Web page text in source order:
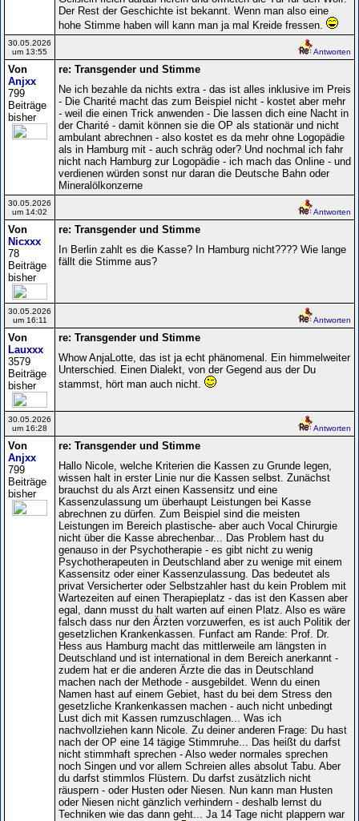
Der Rest der Geschichte ist bekannt. Wenn man also eine
hohe Stimme haben will kann man ja mal Kreide fressen.
30.05.2026
um 13:55
Antworten
Von
Anjxx
799
Beiträge
bisher
re: Transgender und Stimme
Ne ich bezahle da nichts extra - das ist alles inklusive im Preis
- Die Charité macht das zum Beispiel nicht - kostet aber mehr
- weil die einen Trick anwenden - Die lassen dich eine Nacht in
der Charité - damit können sie die OP als stationär und nicht
ambulant abrechnen - also kostet es da mehr ohne Logopädie
als in Hamburg mit - auch schräg oder? Und nochmal ich fahr
nicht nach Hamburg zur Logopädie - ich mach das Online - und
verdienen würden sonst nur daran die Deutsche Bahn oder
Mineralölkonzerne
30.05.2026
um 14:02
Antworten
Von
Nicxxx
78
Beiträge
bisher
re: Transgender und Stimme
In Berlin zahlt es die Kasse? In Hamburg nicht???? Wie lange
fällt die Stimme aus?
30.05.2026
um 16:11
Antworten
Von
Lauxxx
3579
Beiträge
bisher
re: Transgender und Stimme
Whow AnjaLotte, das ist ja echt phänomenal. Ein himmelweiter
Unterschied. Einen Dialekt, von der Gegend aus der Du
stammst, hört man auch nicht.
30.05.2026
um 16:28
Antworten
Von
Anjxx
799
Beiträge
bisher
re: Transgender und Stimme
Hallo Nicole, welche Kriterien die Kassen zu Grunde legen,
wissen halt in erster Linie nur die Kassen selbst. Zunächst
brauchst du als Arzt einen Kassensitz und eine
Kassenzulassung um überhaupt Leistungen bei Kasse
abrechnen zu dürfen. Zum Beispiel sind die meisten
Leistungen im Bereich plastische- aber auch Vocal Chirurgie
nicht über die Kasse abrechenbar... Das Problem hast du
genauso in der Psychotherapie - es gibt nicht zu wenig
Psychotherapeuten in Deutschland aber zu wenige mit einem
Kassensitz oder einer Kassenzulassung. Das bedeutet als
privat Versicherter oder Selbstzahler hast du kein Problem mit
Wartezeiten auf einen Therapieplatz - das ist den Kassen aber
egal, dann musst du halt warten auf einen Platz. Also es wäre
falsch dass nur den Ärzten vorzuwerfen, es ist auch Politik der
gesetzlichen Krankenkassen. Funfact am Rande: Prof. Dr.
Hess aus Hamburg macht das mittlerweile am längsten in
Deutschland und ist international in dem Bereich anerkannt -
zudem hat er die anderen Ärzte die das in Deutschland
machen nach der Methode - ausgebildet. Wenn du einen
Namen hast auf einem Gebiet, hast du bei dem Stress den
gesetzliche Krankenkassen machen - auch nicht unbedingt
Lust dich mit Kassen rumzuschlagen... Was ich
nachvollziehen kann Nicole. Zu deiner anderen Frage: Du hast
nach der OP eine 14 tägige Stimmruhe... Das heißt du darfst
nicht stimmhaft sprechen - Also weder normales sprechen
noch Singen und vor allem Schreien alles absolut Tabu. Aber
du darfst stimmlos Flüstern. Du darfst zusätzlich nicht
räuspern - oder Husten oder Niesen. Nun kann man Husten
oder Niesen nicht gänzlich verhindern - deshalb lernst du
Techniken wie das dann geht... Ja 14 Tage nicht plappern war